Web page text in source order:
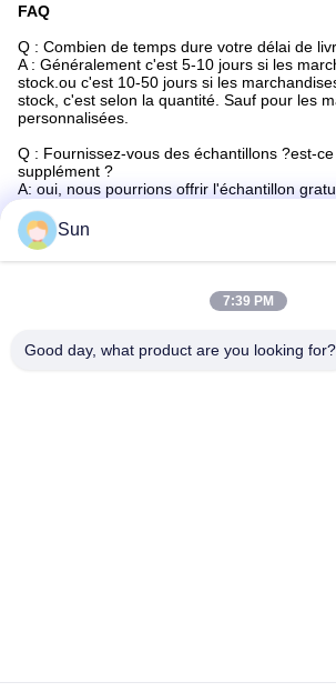
FAQ
Q : Combien de temps dure votre délai de
A : Généralement c'est 5-10 jours si les
stock.ou c'est 10-50 jours si les
stock, c'est selon la quantité. Sauf pour les
personnalisées.
Q : Fournissez-vous des échantillons ?est-
supplément ?
A: oui, nous pourrions offrir l'échantillon
Q : Quelles sont vos conditions de paiement ?
A : Paiement<=3000USD, 100% à
Étiquettes:
Sun
7:39 PM
Good day, what product are you looking for?